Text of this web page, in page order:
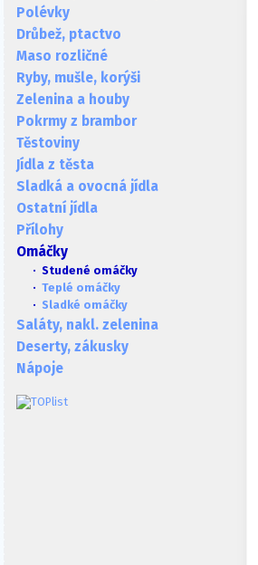
Polévky
Drůbež, ptactvo
Maso rozličné
Ryby, mušle, korýši
Zelenina a houby
Pokrmy z brambor
Těstoviny
Jídla z těsta
Sladká a ovocná jídla
Ostatní jídla
Přílohy
Omáčky
· Studené omáčky
· Teplé omáčky
· Sladké omáčky
Saláty, nakl. zelenina
Deserty, zákusky
Nápoje